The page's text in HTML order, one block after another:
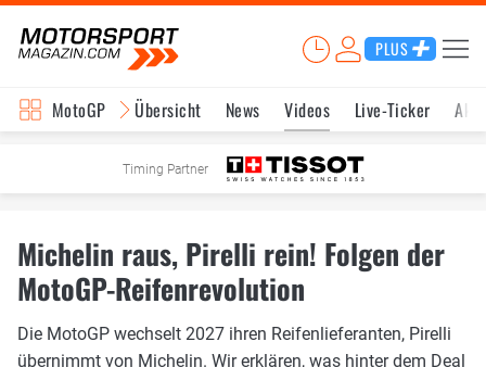
PLUS
MotoGP Übersicht News Videos Live-Ticker
Timing Partner
Michelin raus, Pirelli rein! Folgen der
MotoGP-Reifenrevolution
Die MotoGP wechselt 2027 ihren Reifenlieferanten, Pirelli
übernimmt von Michelin. Wir erklären, was hinter dem Deal